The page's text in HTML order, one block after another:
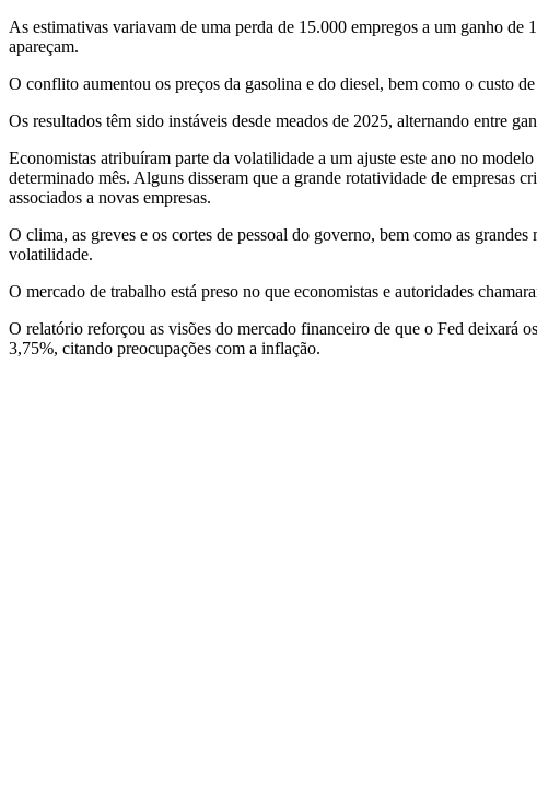
As estimativas variavam de uma perda de 15.000 empregos a um ganho
apareçam.
O conflito aumentou os preços da gasolina e do diesel, bem como o custo
Os resultados têm sido instáveis desde meados de 2025, alternando entre
Economistas atribuíram parte da volatilidade a um ajuste este ano no
determinado mês. Alguns disseram que a grande rotatividade de empresas
associados a novas empresas.
O clima, as greves e os cortes de pessoal do governo, bem como as
volatilidade.
O mercado de trabalho está preso no que economistas e autoridades
O relatório reforçou as visões do mercado financeiro de que o Fed deixará
3,75%, citando preocupações com a inflação.